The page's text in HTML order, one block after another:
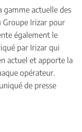
gamme actuelle des
Groupe Irizar pour
également le
par Irizar qui
actuel et apporte la
opérateur.
de presse